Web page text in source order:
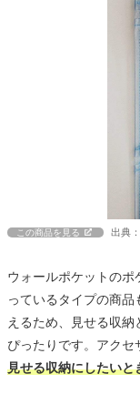
この商品を見る 出典
ウォールポケットの
っているタイプの商
えるため、見せる収
ぴったりです。アク
見せる収納にしたいと